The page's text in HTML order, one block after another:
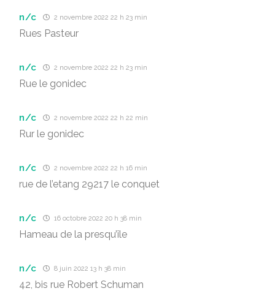
n/c 2 novembre 2022 22 h 23 min
Rues Pasteur
n/c 2 novembre 2022 22 h 23 min
Rue le gonidec
n/c 2 novembre 2022 22 h 22 min
Rur le gonidec
n/c 2 novembre 2022 22 h 16 min
rue de l’etang 29217 le conquet
n/c 16 octobre 2022 20 h 38 min
Hameau de la presqu’île
n/c 8 juin 2022 13 h 38 min
42, bis rue Robert Schuman